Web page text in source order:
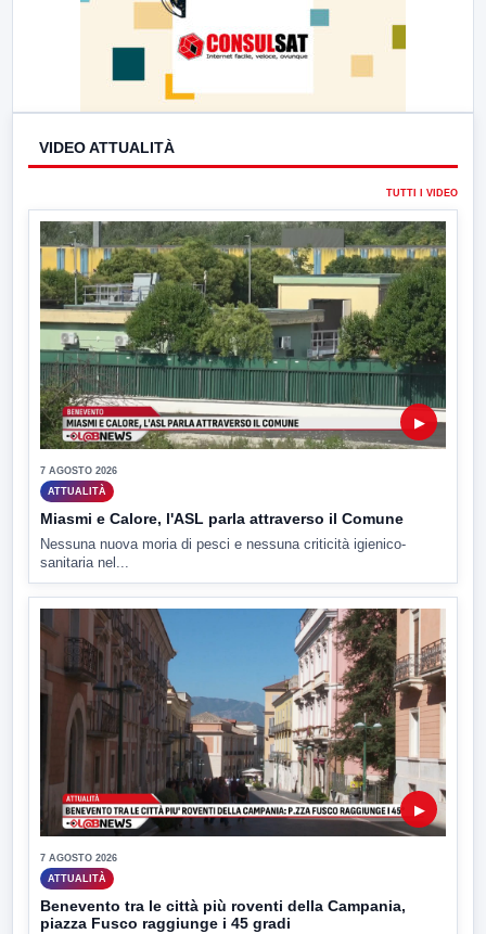
VIDEO ATTUALITÀ
TUTTI I VIDEO
▶
7 AGOSTO 2026
ATTUALITÀ
Miasmi e Calore, l'ASL parla attraverso il Comune
Nessuna nuova moria di pesci e nessuna criticità igienico-
sanitaria nel...
▶
7 AGOSTO 2026
ATTUALITÀ
Benevento tra le città più roventi della Campania,
piazza Fusco raggiunge i 45 gradi